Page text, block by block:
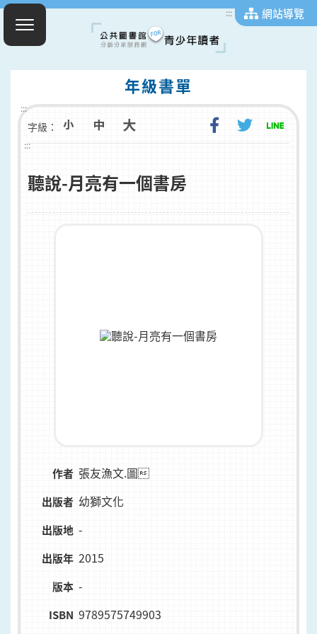
::: 網站導覽
年級書單
:::
字級：
:::
聽說-月亮有一個書房
作者 張友漁文.圖
出版者 幼獅文化
出版地 -
出版年 2015
版本 -
ISBN 9789575749903